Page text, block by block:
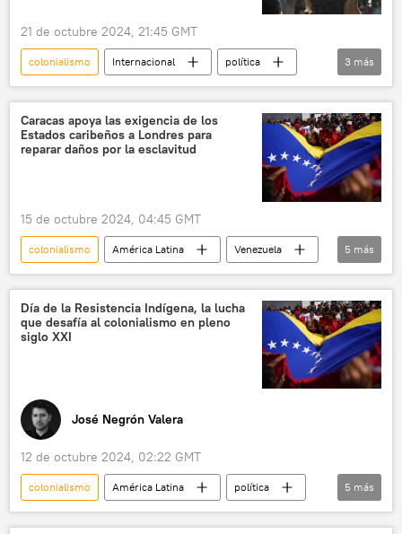
21 de octubre 2024, 21:45 GMT
colonialismo Internacional
política
Carlos III
Australia Inglaterra
3 más
Caracas apoya las exigencia de los
Estados caribeños a Londres para
reparar daños por la esclavitud
15 de octubre 2024, 04:45 GMT
colonialismo América Latina
Venezuela
Nicolás Maduro
Mancomunidad de Naciones
Reino Unido
esclavitud
neocolonialismo
5 más
Día de la Resistencia Indígena, la lucha
que desafía al colonialismo en pleno
siglo XXI
José Negrón Valera
12 de octubre 2024, 02:22 GMT
colonialismo América Latina
política
Nicolás Maduro
Venezuela
España
5 más